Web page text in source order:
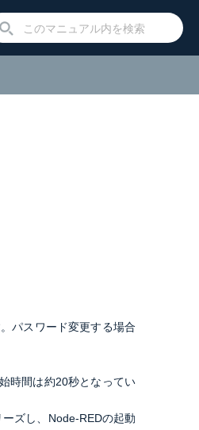
。パスワード変更する場合
時間は約20秒となってい
ズし、 Node-REDの起動